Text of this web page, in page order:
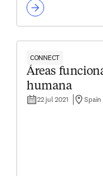
CONNECT
Áreas
humana
22 jul 2021 Spain